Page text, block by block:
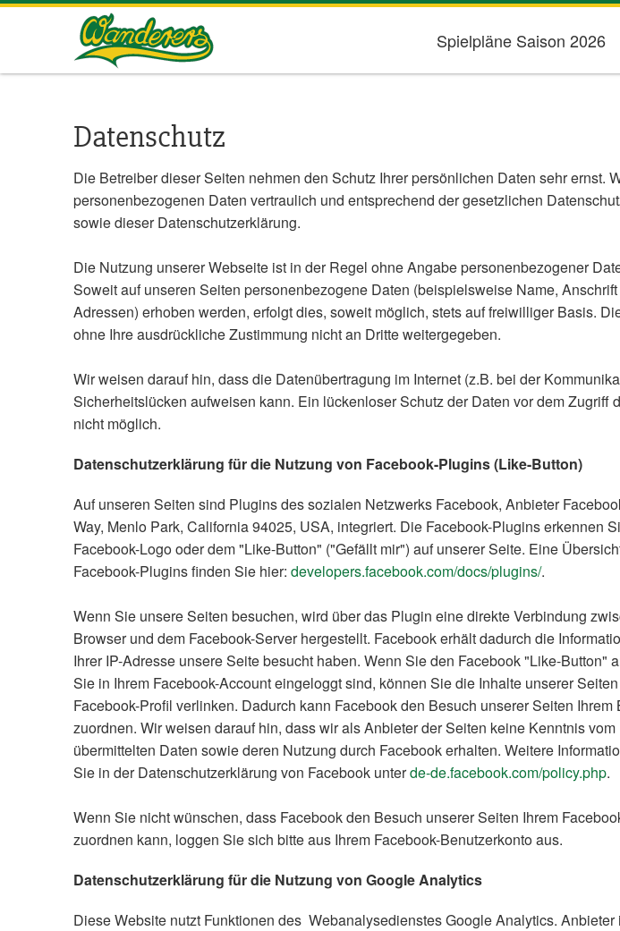
Herrenberg
Spielpläne Saison 2026
Datenschutz
Die Betreiber dieser Seiten nehmen den Schutz Ihrer persönlichen Daten sehr ernst.
personenbezogenen Daten vertraulich und entsprechend der gesetzlichen
sowie dieser Datenschutzerklärung.
Die Nutzung unserer Webseite ist in der Regel ohne Angabe personenbezogener
Soweit auf unseren Seiten personenbezogene Daten (beispielsweise Name,
Adressen) erhoben werden, erfolgt dies, soweit möglich, stets auf freiwilliger Basis.
ohne Ihre ausdrückliche Zustimmung nicht an Dritte weitergegeben.
Wir weisen darauf hin, dass die Datenübertragung im Internet (z.B. bei der
Sicherheitslücken aufweisen kann. Ein lückenloser Schutz der Daten vor dem Zugriff
nicht möglich.
Datenschutzerklärung für die Nutzung von Facebook-Plugins (Like-Button)
Auf unseren Seiten sind Plugins des sozialen Netzwerks Facebook, Anbieter
Way, Menlo Park, California 94025, USA, integriert. Die Facebook-Plugins erkennen
Facebook-Logo oder dem "Like-Button" ("Gefällt mir") auf unserer Seite. Eine
Facebook-Plugins finden Sie hier: developers.facebook.com/docs/plugins/.
Wenn Sie unsere Seiten besuchen, wird über das Plugin eine direkte Verbindung
Browser und dem Facebook-Server hergestellt. Facebook erhält dadurch die
Ihrer IP-Adresse unsere Seite besucht haben. Wenn Sie den Facebook "Like-Button"
Sie in Ihrem Facebook-Account eingeloggt sind, können Sie die Inhalte unserer
Facebook-Profil verlinken. Dadurch kann Facebook den Besuch unserer Seiten Ihrem
zuordnen. Wir weisen darauf hin, dass wir als Anbieter der Seiten keine Kenntnis vom
übermittelten Daten sowie deren Nutzung durch Facebook erhalten. Weitere
Sie in der Datenschutzerklärung von Facebook unterde-de.facebook.com/policy.php.
Wenn Sie nicht wünschen, dass Facebook den Besuch unserer Seiten Ihrem
zuordnen kann, loggen Sie sich bitte aus Ihrem Facebook-Benutzerkonto aus.
Datenschutzerklärung für die Nutzung von Google Analytics
Diese Website nutzt Funktionen des Webanalysedienstes Google Analytics. Anbieter